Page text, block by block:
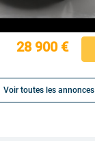
28 900 €
Voir toutes les annonces